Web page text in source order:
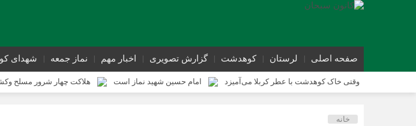
صفحه اصلی لرستان کوهدشت گزارش تصویری اخبار مهم نماز جمعه شهدای
وقتی خاک کوهدشت با عطر کربلا می‌آمیزد امام حسین شهید نماز است هلاکت چهار شرور مسلح وکشف ۷۰۰ کیلوگرم
کوهدشت در آستانه اربعین؛ از آمادگی زیرساختی تا آمادگی مردمی
خانه